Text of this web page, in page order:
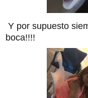
Y por supuesto
boca!!!!